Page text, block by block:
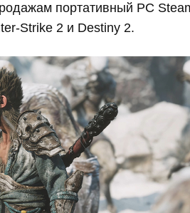
портативный PC
Strike 2 и Destiny 2.